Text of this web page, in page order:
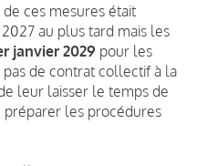
ces mesures était
au plus tard mais les
janvier 2029 pour les
de contrat collectif à la
leur laisser le temps de
préparer les procédures